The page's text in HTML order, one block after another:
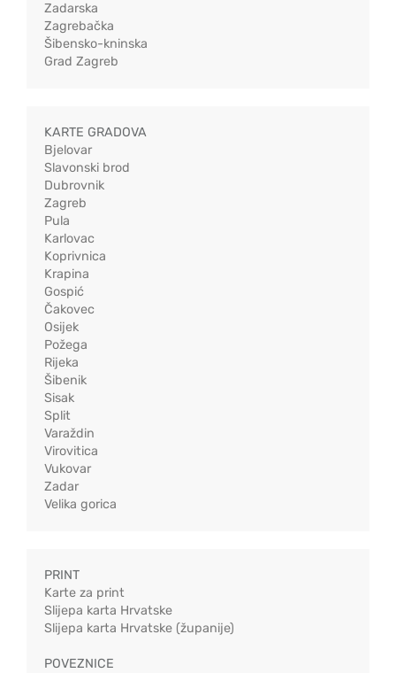
Zadarska
Zagrebačka
Šibensko-kninska
Grad Zagreb
KARTE GRADOVA
Bjelovar
Slavonski brod
Dubrovnik
Zagreb
Pula
Karlovac
Koprivnica
Krapina
Gospić
Čakovec
Osijek
Požega
Rijeka
Šibenik
Sisak
Split
Varaždin
Virovitica
Vukovar
Zadar
Velika gorica
PRINT
Karte za print
Slijepa karta Hrvatske
Slijepa karta Hrvatske (županije)
POVEZNICE